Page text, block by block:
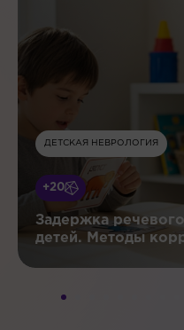
ДЕТСКАЯ НЕВРОЛОГИЯ
+20
Задержка
детей. Методы